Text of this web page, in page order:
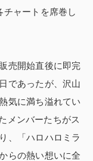
ャートを席巻し
売開始直後に即完
であったが、沢山
気に満ち溢れてい
メンバーたちがス
、「ハロハロミラ
らの熱い想いに全